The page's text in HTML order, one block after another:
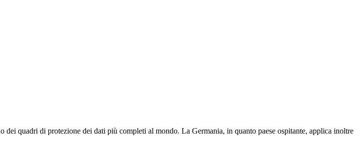
dei quadri di protezione dei dati più completi al mondo. La Germania, in quanto paese ospitante, applica inoltre